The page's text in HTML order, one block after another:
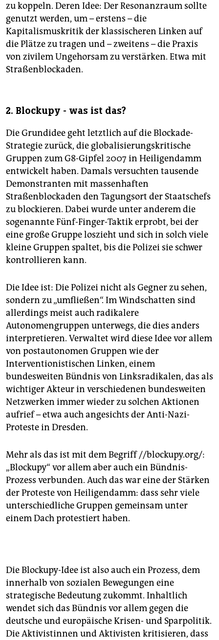
zu koppeln. Deren Idee: Der Resonanzraum sollte
genutzt werden, um – erstens – die
Kapitalismuskritik der klassischeren Linken auf
die Plätze zu tragen und – zweitens – die Praxis
von zivilem Ungehorsam zu verstärken. Etwa mit
Straßenblockaden.
2. Blockupy - was ist das?
Die Grundidee geht letztlich auf die Blockade-
Strategie zurück, die globalisierungskritische
Gruppen zum G8-Gipfel 2007 in Heiligendamm
entwickelt haben. Damals versuchten tausende
Demonstranten mit massenhaften
Straßenblockaden den Tagungsort der Staatschefs
zu blockieren. Dabei wurde unter anderem die
sogenannte Fünf-Finger-Taktik erprobt, bei der
eine große Gruppe loszieht und sich in solch viele
kleine Gruppen spaltet, bis die Polizei sie schwer
kontrollieren kann.
Die Idee ist: Die Polizei nicht als Gegner zu sehen,
sondern zu „umfließen“. Im Windschatten sind
allerdings meist auch radikalere
Autonomengruppen unterwegs, die dies anders
interpretieren. Verwaltet wird diese Idee vor allem
von postautonomen Gruppen wie der
Interventionistischen Linken, einem
bundesweiten Bündnis von Linksradikalen, das als
wichtiger Akteur in verschiedenen bundesweiten
Netzwerken immer wieder zu solchen Aktionen
aufrief – etwa auch angesichts der Anti-Nazi-
Proteste in Dresden.
Mehr als das ist mit dem Begriff //blockupy.org/:
„Blockupy“ vor allem aber auch ein Bündnis-
Prozess verbunden. Auch das war eine der Stärken
der Proteste von Heiligendamm: dass sehr viele
unterschiedliche Gruppen gemeinsam unter
einem Dach protestiert haben.
Die Blockupy-Idee ist also auch ein Prozess, dem
innerhalb von sozialen Bewegungen eine
strategische Bedeutung zukommt. Inhaltlich
wendet sich das Bündnis vor allem gegen die
deutsche und europäische Krisen- und Sparpolitik.
Die Aktivistinnen und Aktivisten kritisieren, dass